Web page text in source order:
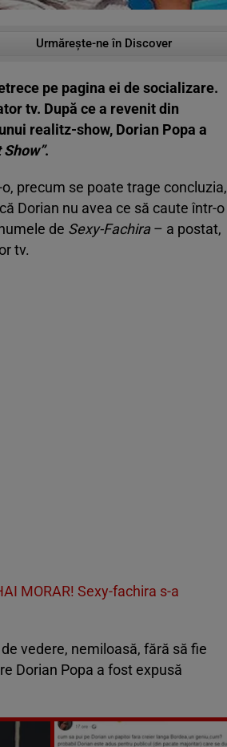
Urmărește-ne în Discover
pe pagina ei de socializare.
tv. După ce a revenit din
realitz-show, Dorian Popa a
.
precum se poate trage concluzia,
Dorian nu avea ce să caute într-o
de Sexy-Fachira – a postat,
tv.
MORAR! Sexy-fachira s-a
vedere, nemiloasă, fără să fie
Dorian Popa a fost expusă